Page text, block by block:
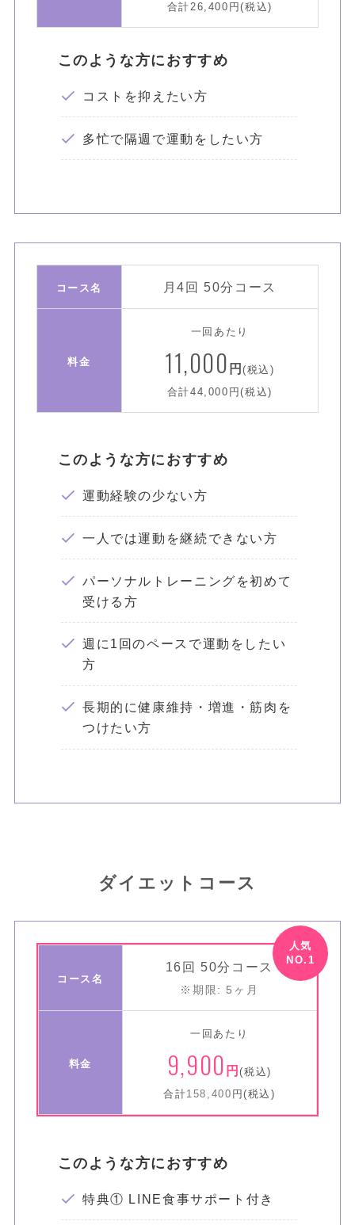
合計26,400円(税込)
このような方におすすめ
コストを抑えたい方
多忙で隔週で運動をしたい方
コース名 月4回 50分コース
料金
一回あたり
11,000 円(税込)
合計44,000円(税込)
このような方におすすめ
運動経験の少ない方
一人では運動を継続できない方
パーソナルトレーニングを初めて
受ける方
週に1回のペースで運動をしたい
方
長期的に健康維持・増進・筋肉を
つけたい方
ダイエットコース
コース名
16回 50分コース
※期限: 5ヶ月
料金
一回あたり
9,900 円(税込)
合計158,400 円(税込)
このような方におすすめ
特典① LINE食事サポート付き